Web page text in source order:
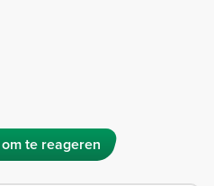
te reageren